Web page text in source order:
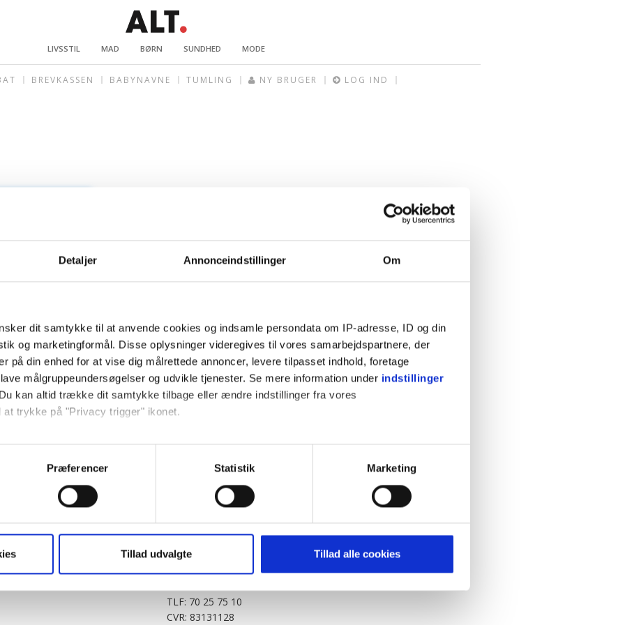
Detaljer Annonceindstillinger Om
dit samtykke til at anvende cookies og indsamle persondata om IP-adresse, ID og din
og marketingformål. Disse oplysninger videregives til vores samarbejdspartnere, der
på din enhed for at vise dig målrettede annoncer, levere tilpasset indhold, foretage
målgruppeundersøgelser og udvikle tjenester. Se mere information under indstillinger
kan altid trække dit samtykke tilbage eller ændre indstillinger fra vores
at trykke på "Privacy trigger" ikonet.
gerne:
om din placering, der kan være nøjagtig inden for få meter
baseret på en scanning af dens unikke karakteristika (fingerprinting)
må bruge egne cookies og cookies fra tredjeparter til at optimere dit besøg på vores
generere statistik og huske dine præferencer samt til brug for markedsføring, så vi
tilbage. Du skal være opmærksom på, at vores hjemmeside muligvis ikke fungerer
cookies eller tilbagetrækker et samtykke. Du kan læse mere om vores brug af cookies
Præferencer Statistik Marketing
Tillad udvalgte Tillad alle cookies
LIVSSTIL MAD BØRN SUNDHED MODE
BREVKASSEN BABYNAVNE TUMLING NY BRUGER LOG IND
KitchenOne.dk
Jollyroom.dk
Outnorth.dk
Klikk.no
Alt.dk
Realityportalen.dk
Cookiepolitik
Privatlivspolitik
BABY.DK
Story House Egmont A/S
Strødamvej 46
TLF: 70 25 75 10
CVR: 83131128